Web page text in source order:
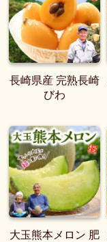
長崎県産 完熟長崎
びわ
大玉熊本メロン 肥